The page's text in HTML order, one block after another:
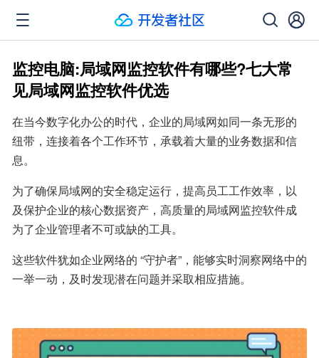
监控电脑:局域网监控软件有哪些?七大常
见局域网监控软件优选
在当今数字化办公的时代，企业的局域网如同一条无形的
纽带，连接着各个工作环节，承载着大量的业务数据和信
息。
为了确保局域网的安全稳定运行，提高员工工作效率，以
及保护企业的核心数据资产，高质量的局域网监控软件成
为了企业管理者不可或缺的工具。
这些软件犹如企业网络的 “守护者”，能够实时洞察网络中的
一举一动，及时发现潜在问题并采取相应措施。